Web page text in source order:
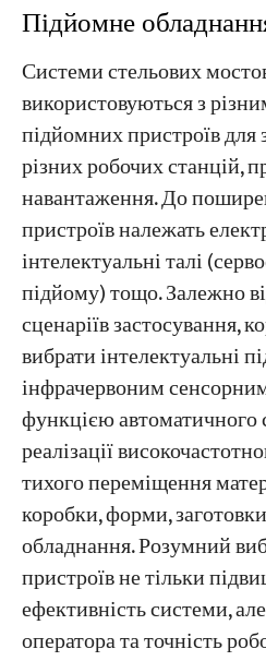
Підйомне
Системи стельових
використовуються з
підйомних пристроїв для
різних робочих станцій,
навантаження. До
пристроїв належать
інтелектуальні талі
підйому) тощо. Залежно
сценаріїв застосування,
вибрати інтелектуальні
інфрачервоним
функцією автоматичного
реалізації
тихого переміщення
коробки, форми,
обладнання. Розумний
пристроїв не тільки
ефективність системи,
оператора та точність